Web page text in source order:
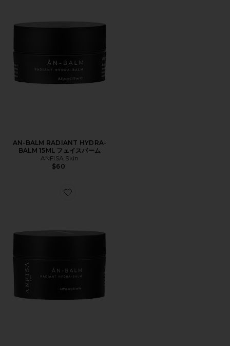
AN-BALM RADIANT HYDRA-
BALM 15ML フェイスバーム
ANFISA Skin
$60
Favorite AN-BALM RADIANT HYDRA-BALM 50ML フ